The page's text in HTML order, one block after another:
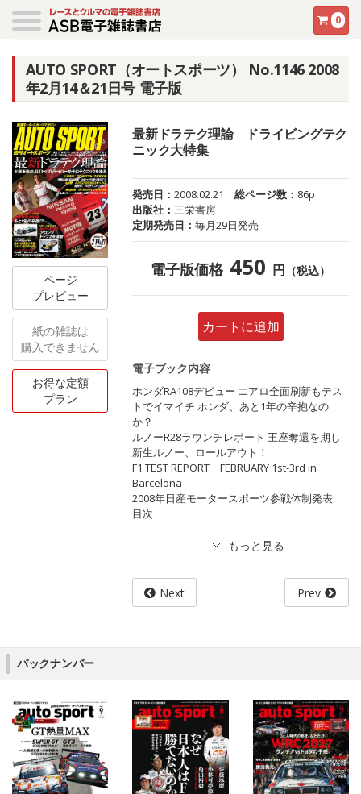
0
AUTO SPORT（オートスポーツ） No.1146 2008
年2月14＆21日号 電子版
ページ
プレビュー
紙の雑誌は
購入できません
お得な定額
プラン
最新ドラテク理論 ドライビングテク
ニック大特集
発売日：2008.02.21 総ページ数： 86p
出版社：三栄書房
定期発売日：毎月29日発売
電子版価格 450 円 （税込）
カートに追加
電子ブック内容
ホンダRA108デビュー エアロ全面刷新もテス
トでイマイチ ホンダ、あと1年の辛抱なの
か？
ルノーR28ラウンチレポート 王座奪還を期し
新生ルノー、ロールアウト！
F1 TEST REPORT FEBRUARY 1st-3rd in
Barcelona
2008年日産モータースポーツ参戦体制発表
目次
Next Prev
バックナンバー